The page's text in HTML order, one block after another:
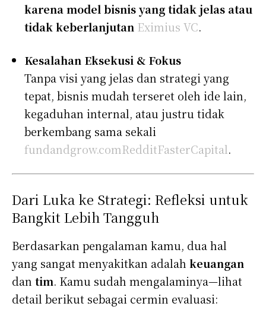
karena model bisnis yang tidak jelas atau
tidak keberlanjutan Eximius VC.
Kesalahan Eksekusi & Fokus
Tanpa visi yang jelas dan strategi yang
tepat, bisnis mudah terseret oleh ide lain,
kegaduhan internal, atau justru tidak
berkembang sama sekali
fundandgrow.comRedditFasterCapital.
Dari Luka ke Strategi: Refleksi untuk
Bangkit Lebih Tangguh
Berdasarkan pengalaman kamu, dua hal
yang sangat menyakitkan adalah keuangan
dan tim. Kamu sudah mengalaminya—lihat
detail berikut sebagai cermin evaluasi: